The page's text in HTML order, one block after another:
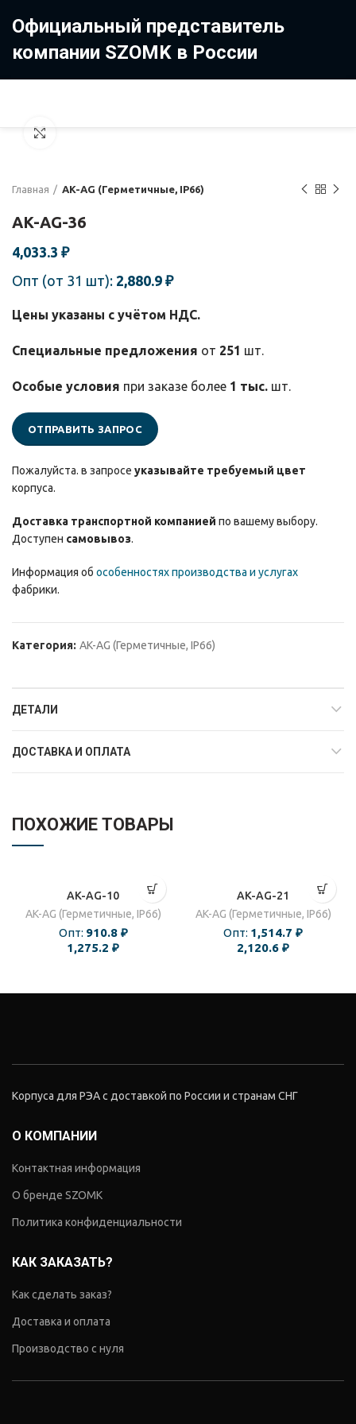
Официальный представитель
компании SZOMK в России
Главная AK-AG (Герметичные, IP66)
AK-AG-36
4,033.3 ₽
Опт (от 31 шт): 2,880.9 ₽
Цены указаны с учётом НДС.
Специальные предложения от 251 шт.
Особые условия при заказе более 1 тыс. шт.
ОТПРАВИТЬ ЗАПРОС
Пожалуйста. в запросе указывайте требуемый цвет
корпуса.
Доставка транспортной компанией по вашему выбору.
Доступен самовывоз.
Информация об особенностях производства и услугах
фабрики.
Категория: AK-AG (Герметичные, IP66)
ДЕТАЛИ
ДОСТАВКА И ОПЛАТА
ПОХОЖИЕ ТОВАРЫ
AK-AG-10
AK-AG (Герметичные, IP66)
1,275.2 ₽
Опт: 910.8 ₽
AK-AG-21
AK-AG (Герметичные, IP66)
2,120.6 ₽
Опт: 1,514.7 ₽
Корпуса для РЭА с доставкой по России и странам СНГ
О КОМПАНИИ
Контактная информация
О бренде SZOMK
Политика конфиденциальности
КАК ЗАКАЗАТЬ?
Как сделать заказ?
Доставка и оплата
Производство с нуля